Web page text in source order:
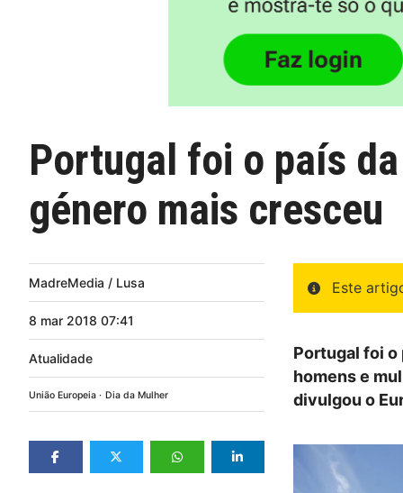
Portugal foi o país
género mais cresceu
MadreMedia / Lusa
8 mar 2018 07:41
Atualidade
União Europeia Dia da Mulher
Este
Portugal foi o
homens e
divulgou o